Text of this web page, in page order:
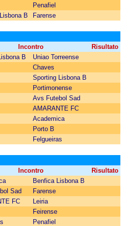
Penafiel
B Farense
Incontro
Risultato
B
Uniao Torreense
Chaves
Sporting Lisbona B
Portimonense
Avs Futebol Sad
AMARANTE FC
Academica
Porto B
Felgueiras
Incontro
Risultato
Benfica Lisbona B
Sad
Farense
FC
Leiria
Feirense
Penafiel